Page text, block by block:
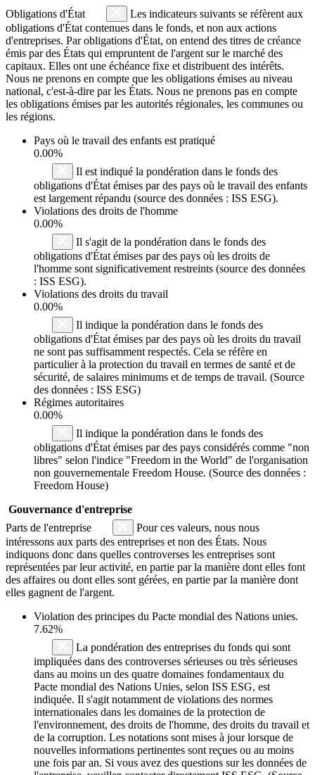
Obligations d'État
Les indicateurs suivants se réfèrent aux
obligations d'État contenues dans le fonds, et non aux actions
d'entreprises. Par obligations d'État, on entend des titres de créance
émis par des États qui empruntent de l'argent sur le marché des
capitaux. Elles ont une échéance fixe et distribuent des intérêts.
Nous ne prenons en compte que les obligations émises au niveau
national, c'est-à-dire par les États. Nous ne prenons pas en compte
les obligations émises par les autorités régionales, les communes ou
les régions.
Pays où le travail des enfants est pratiqué
0.00%
Il est indiqué la pondération dans le fonds des
obligations d'État émises par des pays où le travail des enfants
est largement répandu (source des données : ISS ESG).
Violations des droits de l'homme
0.00%
Il s'agit de la pondération dans le fonds des
obligations d'État émises par des pays où les droits de
l'homme sont significativement restreints (source des données
: ISS ESG).
Violations des droits du travail
0.00%
Il indique la pondération dans le fonds des
obligations d'État émises par des pays où les droits du travail
ne sont pas suffisamment respectés. Cela se réfère en
particulier à la protection du travail en termes de santé et de
sécurité, de salaires minimums et de temps de travail. (Source
des données : ISS ESG)
Régimes autoritaires
0.00%
Il indique la pondération dans le fonds des
obligations d'État émises par des pays considérés comme "non
libres" selon l'indice "Freedom in the World" de l'organisation
non gouvernementale Freedom House. (Source des données :
Freedom House)
Gouvernance d'entreprise
Parts de l'entreprise
Pour ces valeurs, nous nous
intéressons aux parts des entreprises et non des États. Nous
indiquons donc dans quelles controverses les entreprises sont
représentées par leur activité, en partie par la manière dont elles font
des affaires ou dont elles sont gérées, en partie par la manière dont
elles gagnent de l'argent.
Violation des principes du Pacte mondial des Nations unies.
7.62%
La pondération des entreprises du fonds qui sont
impliquées dans des controverses sérieuses ou très sérieuses
dans au moins un des quatre domaines fondamentaux du
Pacte mondial des Nations Unies, selon ISS ESG, est
indiquée. Il s'agit notamment de violations des normes
internationales dans les domaines de la protection de
l'environnement, des droits de l'homme, des droits du travail et
de la corruption. Les notations sont mises à jour lorsque de
nouvelles informations pertinentes sont reçues ou au moins
une fois par an. Si vous avez des questions sur les données de